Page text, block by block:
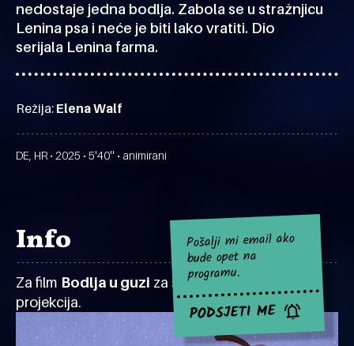
nedostaje jedna bodlja. Zabola se u stražnjicu
Lenina psa i neće je biti lako vratiti. Dio
serijala Lenina farma.
Režija: Elena Walf
DE, HR • 2025 • 5'40'' • animirani
Info
Za film Bodlja u guzi za sad nema najavljenih
projekcija.
Pošalji mi email ako
bude opet na
programu.
PODSJETI ME